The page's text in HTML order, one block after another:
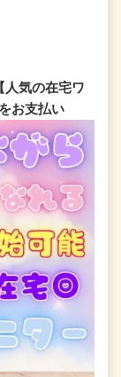
人気の在宅ワ
お支払い